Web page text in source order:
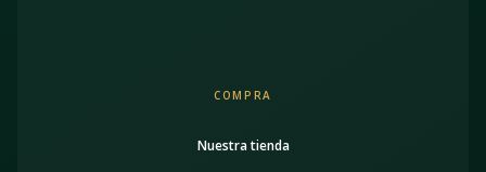
COMPRA
Nuestra tienda